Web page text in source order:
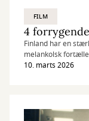
FILM
4
Finland har en
melankolsk
varme. Her er fire
10. marts 2026